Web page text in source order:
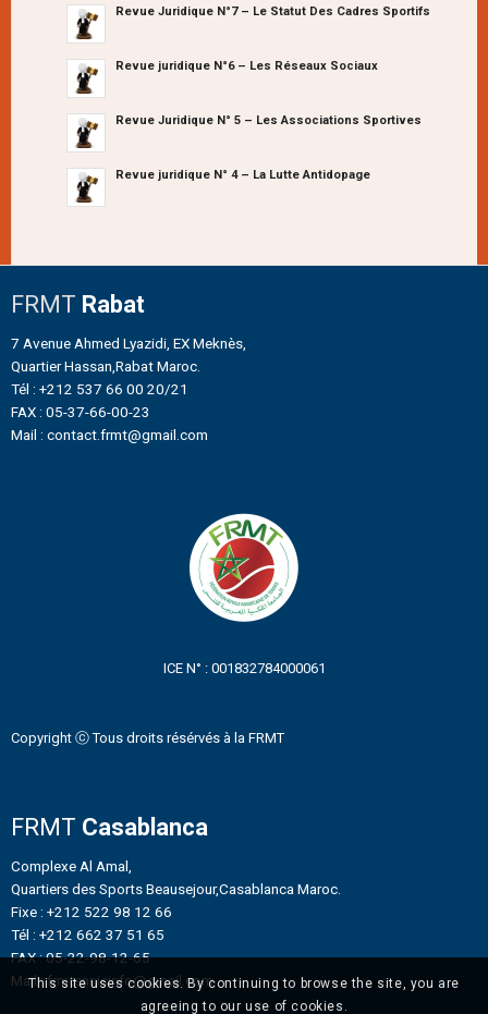
Revue Juridique N°7 – Le Statut Des Cadres Sportifs
Revue juridique N°6 – Les Réseaux Sociaux
Revue Juridique N° 5 – Les Associations Sportives
Revue juridique N° 4 – La Lutte Antidopage
FRMT Rabat
7 Avenue Ahmed Lyazidi, EX Meknès,
Quartier Hassan,Rabat Maroc.
Tél : +212 537 66 00 20/21
FAX : 05-37-66-00-23
Mail : contact.frmt@gmail.com
ICE N° : 001832784000061
Copyright ⓒ Tous droits résérvés à la FRMT
FRMT Casablanca
Complexe Al Amal,
Quartiers des Sports Beausejour,Casablanca Maroc.
Fixe : +212 522 98 12 66
Tél : +212 662 37 51 65
FAX : 05-22-98-12-65
Mail : frmtennisinfo@gmail.com
This site uses cookies. By continuing to browse the site, you are
agreeing to our use of cookies.